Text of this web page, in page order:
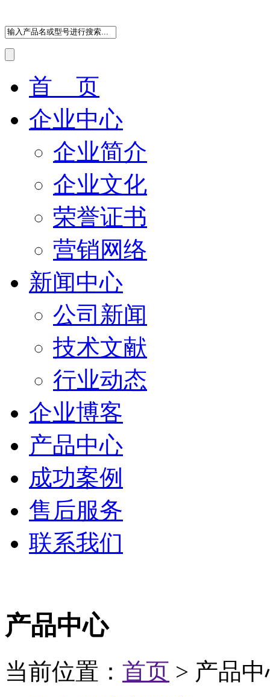
首 页
企业中心
企业简介
企业文化
荣誉证书
营销网络
新闻中心
公司新闻
技术文献
行业动态
企业博客
产品中心
成功案例
售后服务
联系我们
产品中心
当前位置： 首页 > 产品